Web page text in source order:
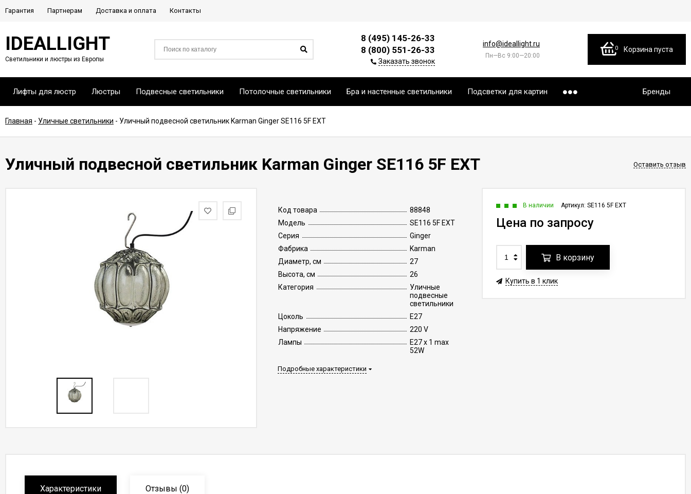
Гарантия Партнерам Доставка и оплата Контакты
IDEALLIGHT
Светильники и люстры из Европы
8 (495) 145-26-33
8 (800) 551-26-33
Заказать звонок
info@ideallight.ru
Пн—Вс 9:00—20:00
0 Корзина пуста
Бренды
Лифты для люстр Люстры Подвесные светильники Потолочные светильники Бра и настенные светильники Подсветки для картин
Главная - Уличные светильники - Уличный подвесной светильник Karman Ginger SE116 5F EXT
Уличный подвесной светильник Karman Ginger SE116 5F EXT Оставить отзыв
Код товара
88848
Модель
SE116 5F EXT
Серия
Ginger
Фабрика
Karman
Диаметр, см
27
Высота, см
26
Категория
Уличные
подвесные
светильники
Цоколь
E27
Напряжение
220 V
Лампы
E27 x 1 max
52W
Подробные характеристики
Артикул: SE116 5F EXT
В наличии
Цена по запросу
В корзину
Купить в 1 клик
Характеристики Отзывы (0)